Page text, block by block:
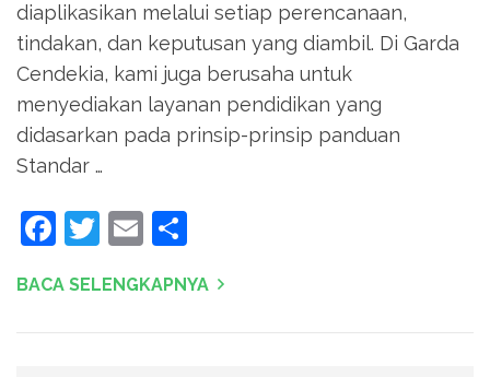
diaplikasikan melalui setiap perencanaan,
tindakan, dan keputusan yang diambil. Di Garda
Cendekia, kami juga berusaha untuk
menyediakan layanan pendidikan yang
didasarkan pada prinsip-prinsip panduan
Standar …
Facebook
Twitter
Email
BACA SELENGKAPNYA